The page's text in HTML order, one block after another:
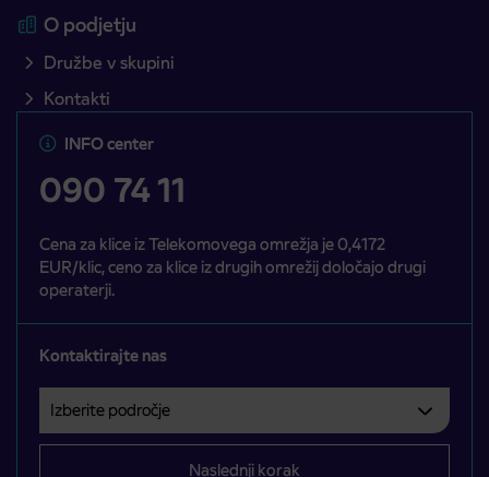
O podjetju
Družbe v skupini
Kontakti
INFO center
090 74 11
Cena za klice iz Telekomovega omrežja je 0,4172
EUR/klic, ceno za klice iz drugih omrežij določajo drugi
operaterji.
Kontaktirajte nas
Izberite področje
Področje je obvezno izbrati.
Naslednji korak